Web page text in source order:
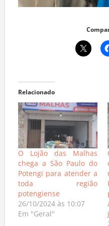
Relacionado
O Lojão das Malhas
chega a São Paulo do
Potengi para atender a
toda região
potengiense
26/10/2024 às 10:07
Em "Geral"